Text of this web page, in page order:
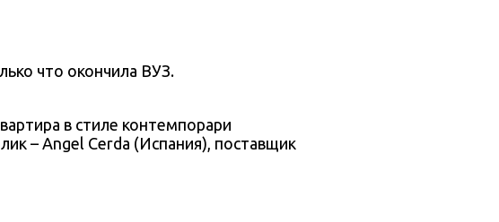
что окончила ВУЗ.
– Angel Cerda (Испания), поставщик